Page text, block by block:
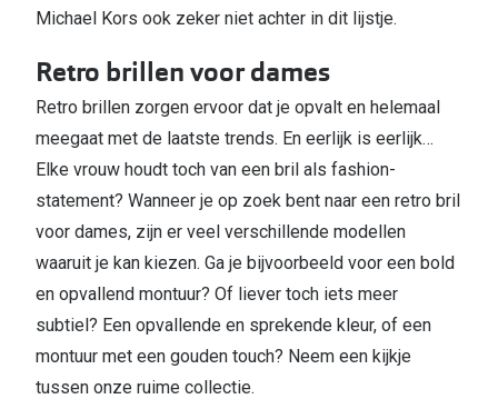
Michael Kors ook zeker niet achter in dit lijstje.
Retro brillen voor dames
Retro brillen zorgen ervoor dat je opvalt en helemaal
meegaat met de laatste trends. En eerlijk is eerlijk…
Elke vrouw houdt toch van een bril als fashion-
statement? Wanneer je op zoek bent naar een retro bril
voor dames, zijn er veel verschillende modellen
waaruit je kan kiezen. Ga je bijvoorbeeld voor een bold
en opvallend montuur? Of liever toch iets meer
subtiel? Een opvallende en sprekende kleur, of een
montuur met een gouden touch? Neem een kijkje
tussen onze ruime collectie.